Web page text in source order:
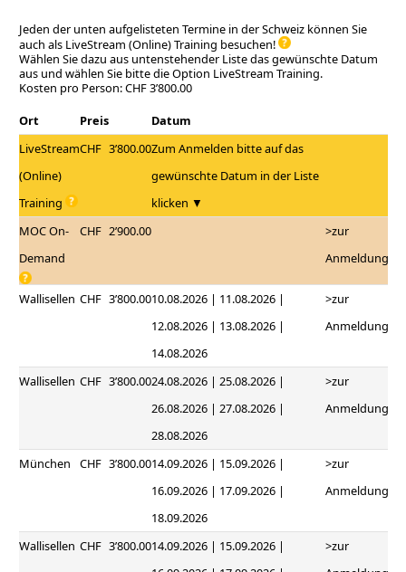
Jeden der unten aufgelisteten Termine in der Schweiz können Sie
auch als LiveStream (Online) Training besuchen!
Wählen Sie dazu aus untenstehender Liste das gewünschte Datum
aus und wählen Sie bitte die Option LiveStream Training.
Kosten pro Person: CHF 3’800.00
Ort
Preis
Datum
LiveStream
(Online)
Training
CHF 3’800.00Zum Anmelden bitte auf das
gewünschte Datum in der Liste
klicken ▼
MOC On-
Demand
CHF 2’900.00
>zur
Anmeldung
Wallisellen CHF 3’800.0010.08.2026 | 11.08.2026 |
12.08.2026 | 13.08.2026 |
14.08.2026
>zur
Anmeldung
Wallisellen CHF 3’800.0024.08.2026 | 25.08.2026 |
26.08.2026 | 27.08.2026 |
28.08.2026
>zur
Anmeldung
München CHF 3’800.0014.09.2026 | 15.09.2026 |
16.09.2026 | 17.09.2026 |
18.09.2026
>zur
Anmeldung
Wallisellen CHF 3’800.0014.09.2026 | 15.09.2026 |
>zur